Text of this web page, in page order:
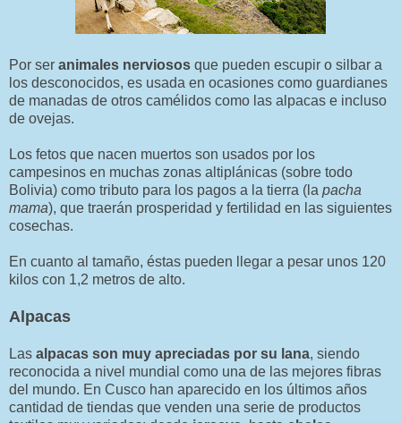
Por ser animales nerviosos que pueden escupir o silbar a
los desconocidos, es usada en ocasiones como guardianes
de manadas de otros camélidos como las alpacas e incluso
de ovejas.
Los fetos que nacen muertos son usados por los
campesinos en muchas zonas altiplánicas (sobre todo
Bolivia) como tributo para los pagos a la tierra (la pacha
mama), que traerán prosperidad y fertilidad en las siguientes
cosechas.
En cuanto al tamaño, éstas pueden llegar a pesar unos 120
kilos con 1,2 metros de alto.
Alpacas
Las alpacas son muy apreciadas por su lana, siendo
reconocida a nivel mundial como una de las mejores fibras
del mundo. En Cusco han aparecido en los últimos años
cantidad de tiendas que venden una serie de productos